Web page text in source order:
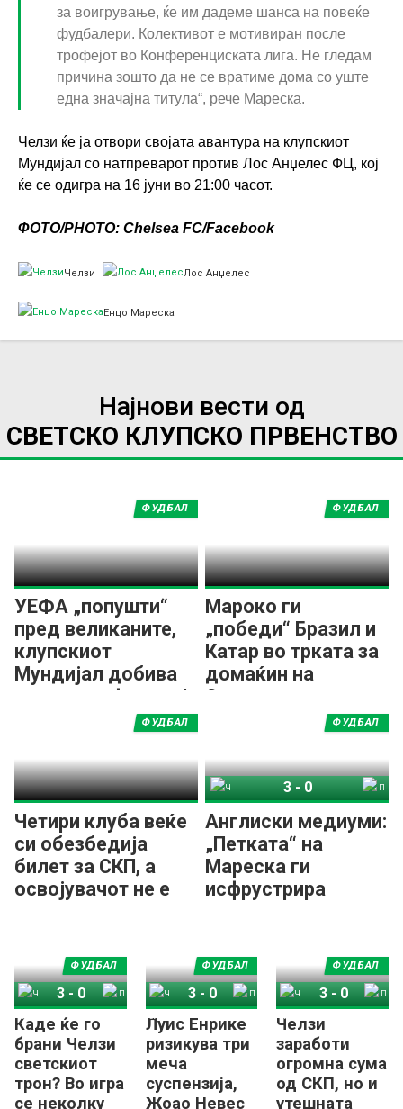
за воигрување, ќе им дадеме шанса на повеќе
фудбалери. Колективот е мотивиран после
трофејот во Конференциската лига. Не гледам
причина зошто да не се вратиме дома со уште
една значајна титула“, рече Мареска.
Челзи ќе ја отвори својата авантура на клупскиот
Мундијал со натпреварот против Лос Анџелес ФЦ, кој
ќе се одигра на 16 јуни во 21:00 часот.
ФОТО/PHOTO: Chelsea FC/Facebook
Челзи Лос Анџелес
Енцо Мареска
Најнови вести од
СВЕТСКО КЛУПСКО ПРВЕНСТВО
УЕФА „попушти“
пред великаните,
клупскиот
Мундијал добива
проширен формат!
ФУДБАЛ
Мароко ги
„победи“ Бразил и
Катар во трката за
домаќин на
Светско клупско
првенство во
ФУДБАЛ
Четири клуба веќе
си обезбедија
билет за СКП, а
освојувачот не е
ФУДБАЛ
Англиски медиуми:
„Петката“ на
Мареска ги
исфрустрира
ФУДБАЛ
3-0
Каде ќе го
брани Челзи
светскиот
трон? Во игра
се неколку
ФУДБАЛ
Челзи
3 - 0
Луис Енрике
ризикува три
меча
суспензија,
Жоао Невес
ФУДБАЛ
Челзи
3- 0
ПСЖ
Челзи
заработи
огромна сума
од СКП, но и
утешната
ФУДБАЛ
Челзи
3- 0